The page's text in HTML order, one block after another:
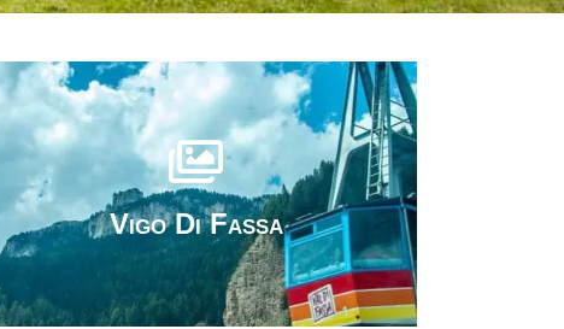
Vigo Di Fassa